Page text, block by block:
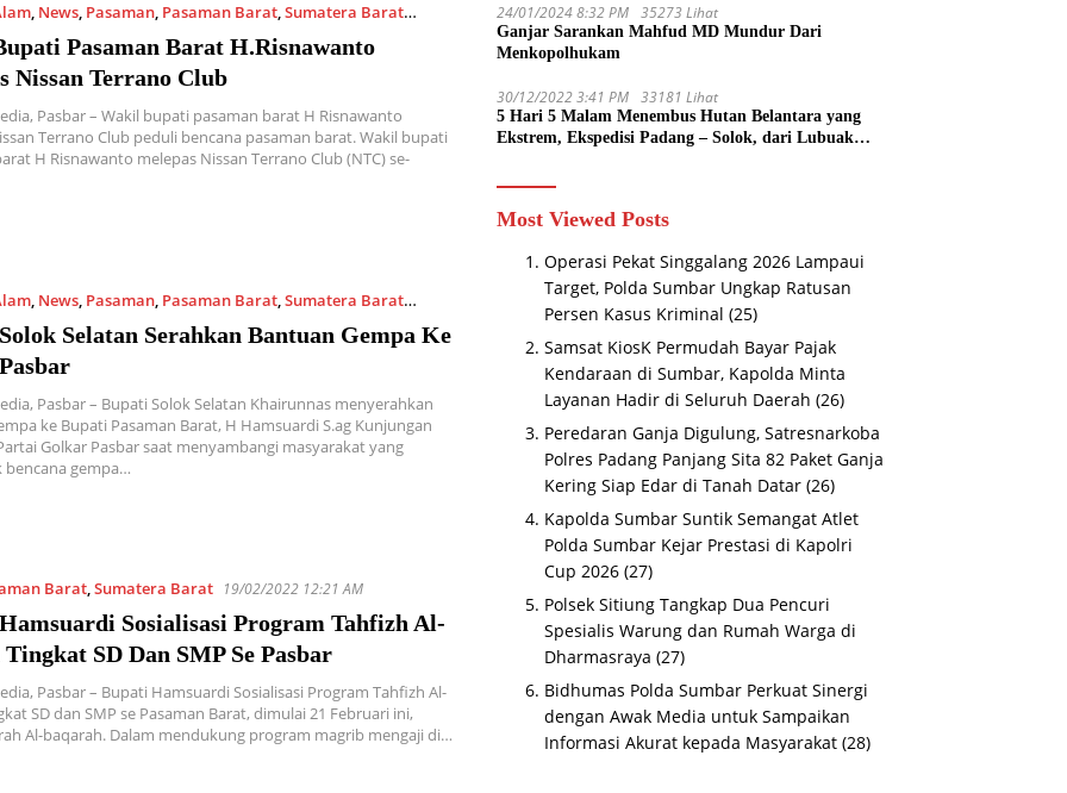
, News, Pasaman, Pasaman Barat,Sumatera Barat
8:29 PMPasaman Barat H.Risnawanto
Nissan Terrano Club
Pasbar – Wakil bupati pasaman barat H Risnawanto
Terrano Club peduli bencana pasaman barat. Wakil bupati
H Risnawanto melepas Nissan Terrano Club (NTC) se-
, News, Pasaman, Pasaman Barat,Sumatera Barat
1:04 PMSelatan Serahkan Bantuan Gempa Ke
Pasbar – Bupati Solok Selatan Khairunnas menyerahkan
ke Bupati Pasaman Barat, H Hamsuardi S.ag Kunjungan
Golkar Pasbar saat menyambangi masyarakat yang
gempa…
Barat,Sumatera Barat 19/02/2022 12:21 AM
Sosialisasi Program Tahfizh Al-
Tingkat SD Dan SMP Se Pasbar
Pasbar – Bupati Hamsuardi Sosialisasi Program Tahfizh Al-
SD dan SMP se Pasaman Barat, dimulai 21 Februari ini,
Al-baqarah. Dalam mendukung program magrib mengaji di…
24/01/2024 8:32 PM 35273 Lihat
Ganjar Sarankan Mahfud MD Mundur Dari
Menkopolhukam
30/12/2022 3:41 PM 33181 Lihat
5 Hari 5 Malam Menembus Hutan Belantara yang
Ekstrem, Ekspedisi Padang – Solok, dari Lubuak
Most Viewed Posts
Operasi Pekat Singgalang 2026 Lampaui
Target, Polda Sumbar Ungkap Ratusan
Persen Kasus Kriminal (25)
Samsat KiosK Permudah Bayar Pajak
Kendaraan di Sumbar, Kapolda Minta
Layanan Hadir di Seluruh Daerah (26)
Peredaran Ganja Digulung, Satresnarkoba
Polres Padang Panjang Sita 82 Paket Ganja
Kering Siap Edar di Tanah Datar (26)
Kapolda Sumbar Suntik Semangat Atlet
Polda Sumbar Kejar Prestasi di Kapolri
Cup 2026 (27)
Polsek Sitiung Tangkap Dua Pencuri
Spesialis Warung dan Rumah Warga di
Dharmasraya (27)
Bidhumas Polda Sumbar Perkuat Sinergi
dengan Awak Media untuk Sampaikan
Informasi Akurat kepada Masyarakat (28)